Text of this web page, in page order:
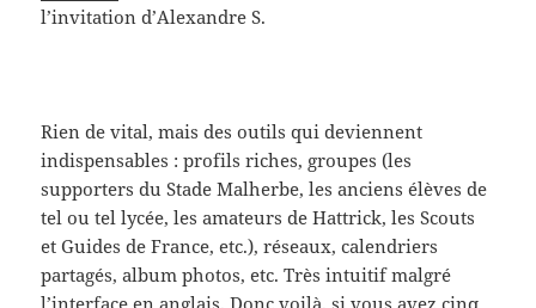
l’invitation d’Alexandre S.
Rien de vital, mais des outils qui deviennent
indispensables : profils riches, groupes (les
supporters du Stade Malherbe, les anciens élèves de
tel ou tel lycée, les amateurs de Hattrick, les Scouts
et Guides de France, etc.), réseaux, calendriers
partagés, album photos, etc. Très intuitif malgré